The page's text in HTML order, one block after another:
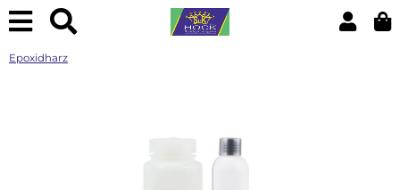
Epoxidharz